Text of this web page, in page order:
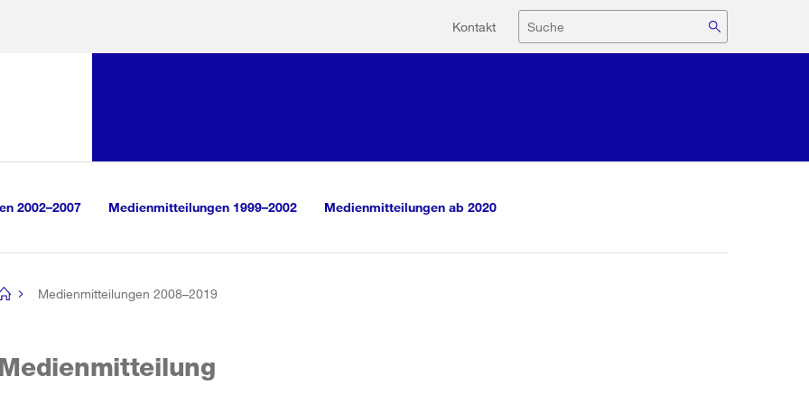
Hilfsnavigation
Kontakt Suche
2002–2007 Medienmitteilungen 1999–2002 Medienmitteilungen ab 2020
Medienmitteilungen 2008–2019